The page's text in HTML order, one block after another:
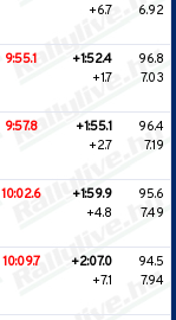
+6.7
6.92
9:55.1
+1:52.4
+1.7
96.8
7.03
9:57.8
+1:55.1
+2.7
96.4
7.19
10:02.6
+1:59.9
+4.8
95.6
7.49
10:09.7
+2:07.0
+7.1
94.5
7.94